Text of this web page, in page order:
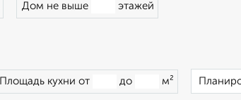
Дом не выше этажей
Площадь кухни от до м²